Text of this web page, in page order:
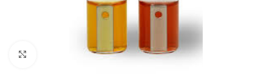
Faceți clic pentru a mări